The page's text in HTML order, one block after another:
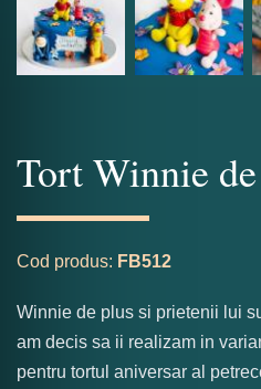
Tort Winnie
Cod produs: FB512
Winnie de plus si prietenii lui
am decis sa ii realizam in
pentru tortul aniversar al